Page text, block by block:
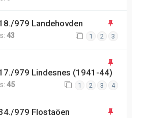
979 Landehovden
43 1 2 3
979 Lindesnes (1941-44)
45 1 2 3 4
979 Flostaöen